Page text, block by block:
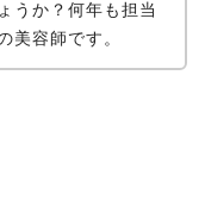
うか？何年も担当
美容師です。